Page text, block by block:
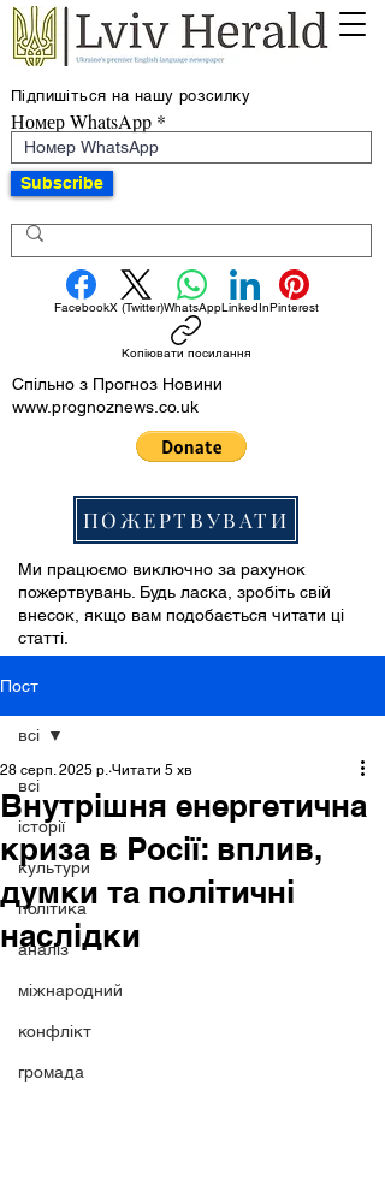
Підпишіться на нашу розсилку
Номер WhatsApp
Subscribe
FacebookX (Twitter)WhatsAppLinkedInPinterest
Копіювати посилання
Спільно з Прогноз Новини
www.prognoznews.co.uk
ПОЖЕРТВУВАТИ
Ми працюємо виключно за рахунок
пожертвувань. Будь ласка, зробіть свій
внесок, якщо вам подобається читати ці
статті.
Пост
всі
історії
культури
політика
аналіз
міжнародний
конфлікт
громада
всі
Внутрішня енергетична
криза в Росії: вплив,
думки та політичні
наслідки
28 серп. 2025 р. Читати 5 хв